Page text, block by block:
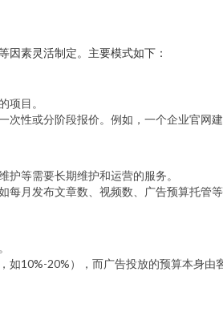
因素灵活制定。主要模式如下：
项目。
次性或分阶段报价。例如，一个企业官
护等需要长期维护和运营的服务。
每月发布文章数、视频数、广告预算托
如10%-20%），而广告投放的预算本身